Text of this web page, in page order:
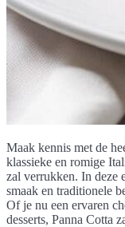
Maak kennis met de
klassieke en romige
zal verrukken. In deze
smaak en traditionele
Of je nu een ervaren
desserts, Panna Cotta